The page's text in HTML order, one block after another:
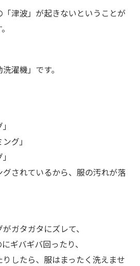
津波」が起きないということが
濯機」です。
グ」
されているから、服の汚れが落
ガタガタにズレて、
ギバギバ回ったり、
したら、服はまったく洗えませ